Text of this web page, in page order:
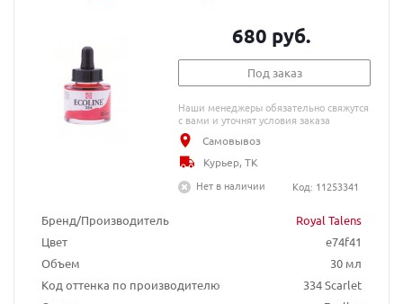
Бренд/Производитель
Royal Talens
Цвет
e74f41
Объем
30 мл
Код оттенка по производителю
334 Scarlet
680 руб.
Под заказ
Наши менеджеры обязательно свяжутся
с вами и уточнят условия заказа
Самовывоз
Курьер, ТК
Нет в наличии
Код: 11253341